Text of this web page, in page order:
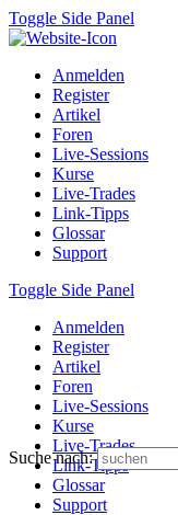
Toggle Side Panel
Anmelden
Register
Artikel
Foren
Live-Sessions
Kurse
Live-Trades
Link-Tipps
Glossar
Support
Toggle Side Panel
Anmelden
Register
Artikel
Foren
Live-Sessions
Kurse
Live-Trades
Link-Tipps
Glossar
Support
Suche nach: